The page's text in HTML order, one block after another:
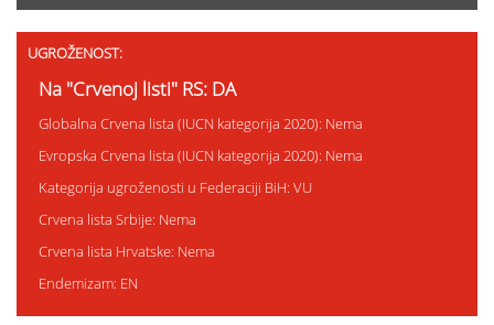
UGROŽENOST:
Na "Crvenoj listi" RS: DA
Globalna Crvena lista (IUCN kategorija 2020): Nema
Evropska Crvena lista (IUCN kategorija 2020): Nema
Kategorija ugroženosti u Federaciji BiH: VU
Crvena lista Srbije: Nema
Crvena lista Hrvatske: Nema
Endemizam: EN